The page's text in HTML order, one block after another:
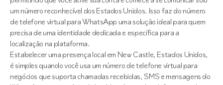
um número reconhecível dos Estados Unidos. Isso faz do número
de telefone virtual para WhatsApp uma solução ideal para quem
precisa de uma identidade dedicada e específica para a
localização na plataforma.
Estabelecer uma presença local em New Castle, Estados Unidos,
é simples quando você usa um número de telefone virtual para
negócios que suporta chamadas recebidas, SMS e mensagens do